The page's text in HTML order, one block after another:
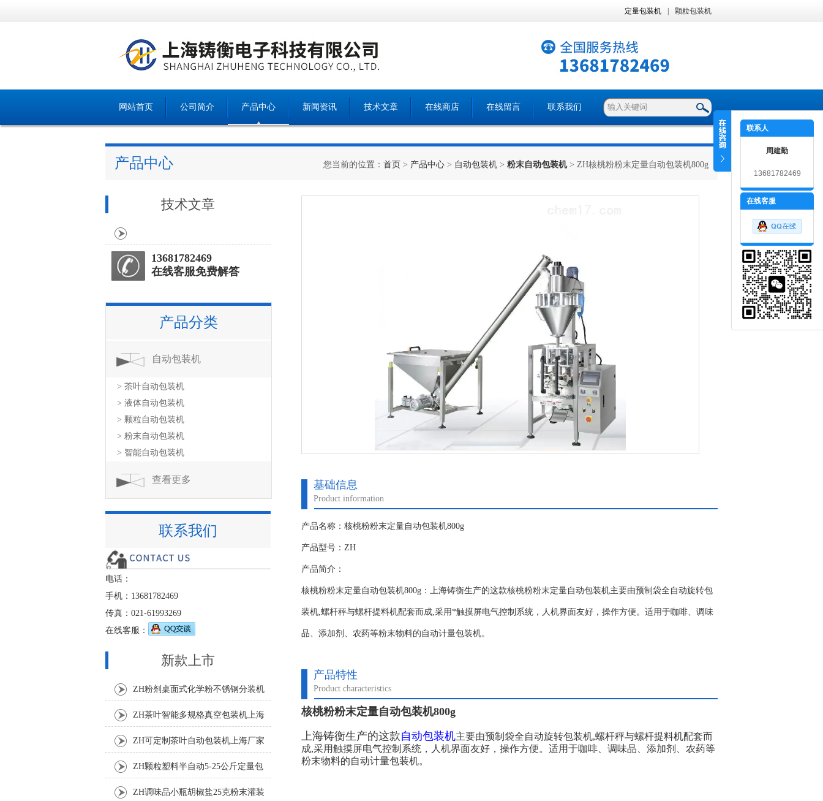
定量包装机 颗粒包装机
网站首页 公司简介 产品中心 新闻资讯 技术文章 在线商店 在线留言 联系我们
产品中心 您当前的位置： 首页 > 产品中心 > 自动包装机 > 粉末自动包装机> ZH核桃粉粉末定量自动包装机800g
基础信息
Product information
产品名称：核桃粉粉末定量自动包装机800g
产品型号：ZH
产品简介：
核桃粉粉末定量自动包装机800g：上海铸衡生产的这款核桃粉粉末定量自动包装机主要由预制袋全自动旋转包
装机,螺杆秤与螺杆提料机配套而成,采用*触摸屏电气控制系统，人机界面友好，操作方便。适用于咖啡、调味
品、添加剂、农药等粉末物料的自动计量包装机。
产品特性
Product characteristics
核桃粉粉末定量自动包装机800g
上海铸衡生产的这款自动包装机主要由预制袋全自动旋转包装机,螺杆秤与螺杆提料机配套而
成,采用触摸屏电气控制系统，人机界面友好，操作方便。适用于咖啡、调味品、添加剂、农药等
粉末物料的自动计量包装机。
技术文章
13681782469
在线客服免费解答
产品分类
自动包装机
> 茶叶自动包装机
> 液体自动包装机
> 颗粒自动包装机
> 粉末自动包装机
> 智能自动包装机
查看更多
联系我们
电话：
手机：13681782469
传真：021-61993269
在线客服：
新款上市
ZH粉剂桌面式化学粉不锈钢分装机
ZH茶叶智能多规格真空包装机上海
厂家 ZH可定制茶叶自动包装机上海厂家
ZH颗粒塑料半自动5-25公斤定量包
装机 ZH调味品小瓶胡椒盐25克粉末灌装
联系人
周建勤
13681782469
在线客服